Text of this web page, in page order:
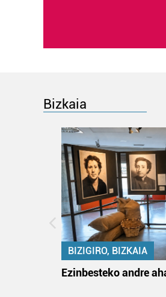
Bizkaia
BIZIGIRO, BIZKAIA
Ezinbesteko andre